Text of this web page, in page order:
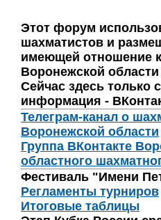
Этот форум
шахматистов и
имеющей отношение
Воронежской области
Сейчас здесь только
информация -
Телеграм-канал о
Воронежской области
Группа ВКонтакте
областного
Фестиваль "Имени
Регламенты турниров
Итоговые таблицы